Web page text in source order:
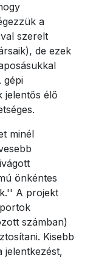
a
szerelt
de ezek
gépi
jelentős élő
minél
önkéntes
A projekt
számban)
Kisebb
jelentkezést,